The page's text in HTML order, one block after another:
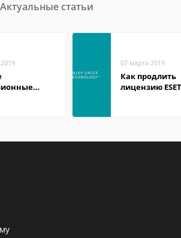
Актуальные статьи
07 марта 2019
Как продлить
лицензию ESET